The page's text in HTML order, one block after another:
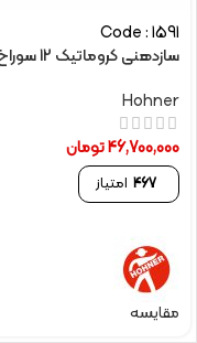
Code : 1591
سازدهنی کروماتیک 12 سوراخ هوهنر مدل Larry Adler 48 کلید C
Hohner
46,700,000تومان
467 امتیاز
مقایسه